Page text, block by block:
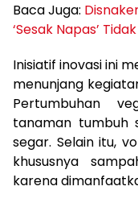
Baca Juga:
‘Sesak Napas’
Inisiatif inovasi ini
menunjang
Pertumbuhan
tanaman tumbuh
segar. Selain itu,
khususnya
karena